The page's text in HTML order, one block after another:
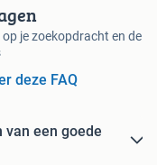
je zoekopdracht en de
deze FAQ
een goede